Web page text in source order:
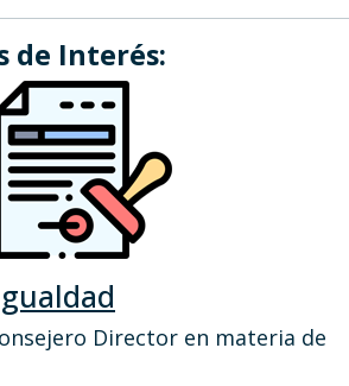
de Interés:
Director en materia de